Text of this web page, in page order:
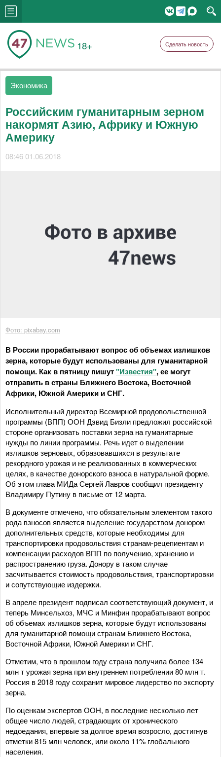
18+ Сделать новость
Экономика
Российским гуманитарным зерном
накормят Азию, Африку и Южную
Америку
08:46 01.06.2018
Фото: pixabay.com
В России прорабатывают вопрос об объемах излишков
зерна, которые будут использованы для гуманитарной
помощи. Как в пятницу пишут"Известия", ее могут
отправить в страны Ближнего Востока, Восточной
Африки, Южной Америки и СНГ.
Исполнительный директор Всемирной продовольственной
программы (ВПП) ООН Дэвид Бизли предложил российской
стороне организовать поставки зерна на гуманитарные
нужды по линии программы. Речь идет о выделении
излишков зерновых, образовавшихся в результате
рекордного урожая и не реализованных в коммерческих
целях, в качестве донорского взноса в натуральной форме.
Об этом глава МИДа Сергей Лавров сообщил президенту
Владимиру Путину в письме от 12 марта.
В документе отмечено, что обязательным элементом такого
рода взносов является выделение государством-донором
дополнительных средств, которые необходимы для
транспортировки продовольствия странам-рецепиентам и
компенсации расходов ВПП по получению, хранению и
распространению груза. Донору в таком случае
засчитывается стоимость продовольствия, транспортировки
и сопутствующие издержки.
В апреле президент подписал соответствующий документ, и
теперь Минсельхоз, МЧС и Минфин прорабатывают вопрос
об объемах излишков зерна, которые будут использованы
для гуманитарной помощи странам Ближнего Востока,
Восточной Африки, Южной Америки и СНГ.
Отметим, что в прошлом году страна получила более 134
млн т урожая зерна при внутреннем потреблении 80 млн т.
Россия в 2018 году сохранит мировое лидерство по экспорту
зерна.
По оценкам экспертов ООН, в последние несколько лет
общее число людей, страдающих от хронического
недоедания, впервые за долгое время возросло, достигнув
отметки 815 млн человек, или около 11% глобального
населения.